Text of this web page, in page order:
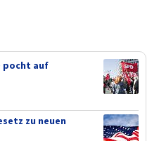
pocht auf
zu neuen